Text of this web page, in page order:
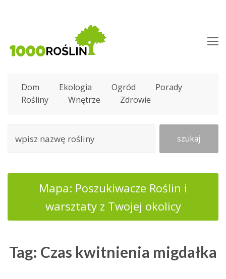
Dom Ekologia Ogród
Porady
Rośliny
Wnętrze Zdrowie
szukaj
Mapa: Poszukiwacze Roślin i
warsztaty z Twojej okolicy
Tag: Czas kwitnienia migdałka